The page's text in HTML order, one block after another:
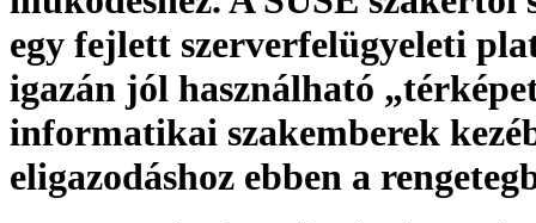
egy fejlett szerverfelügyeleti
igazán jól használható
informatikai szakemberek
eligazodáshoz ebben a